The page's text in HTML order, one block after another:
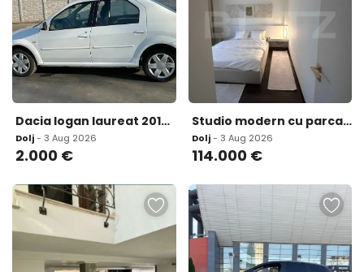
Dacia logan laureat 2013 2 000 eur
Dolj- 3 Aug 2026
2.000 €
Studio modern cu parcare subterana zona Fantasy Parc
Dolj- 3 Aug 2026
114.000 €